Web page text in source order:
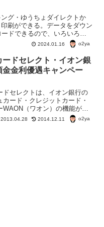
グ・ゆうちょダイレクトか
刷ができる。データをダウン
ドできるので、いろいろと
2024.01.16 o2ya
ードセレクト・イオン銀
金金利優遇キャンペー
ドセレクトは、イオン銀行の
カード・クレジットカード・
WAON（ワオン）の機能がつ
。 この、イオンカードセレ
ていると、イオン銀行の普通
2013.04.28 2014.12.11 o2ya